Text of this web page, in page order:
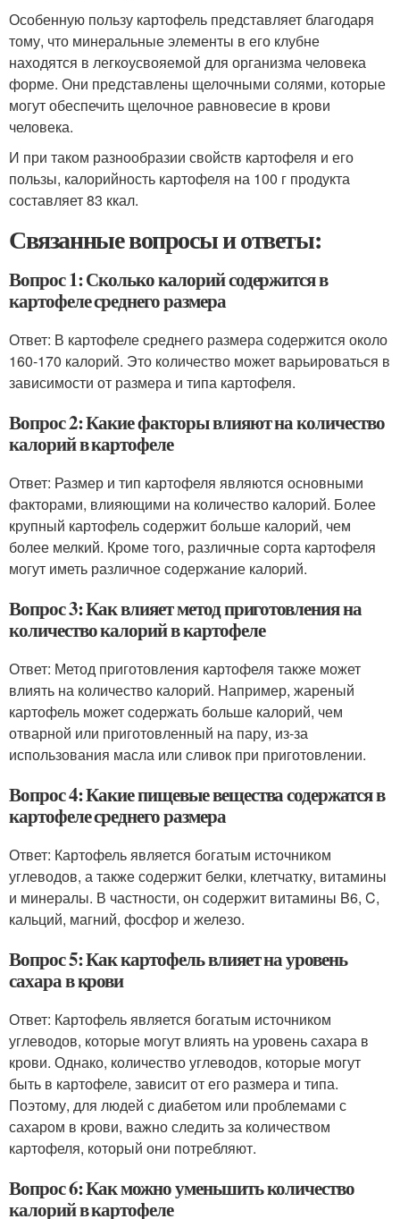
Особенную пользу картофель представляет благодаря
тому, что минеральные элементы в его клубне
находятся в легкоусвояемой для организма человека
форме. Они представлены щелочными солями, которые
могут обеспечить щелочное равновесие в крови
человека.
И при таком разнообразии свойств картофеля и его
пользы, калорийность картофеля на 100 г продукта
составляет 83 ккал.
Связанные вопросы и ответы:
Вопрос 1: Сколько калорий содержится в
картофеле среднего размера
Ответ: В картофеле среднего размера содержится около
160-170 калорий. Это количество может варьироваться в
зависимости от размера и типа картофеля.
Вопрос 2: Какие факторы влияют на количество
калорий в картофеле
Ответ: Размер и тип картофеля являются основными
факторами, влияющими на количество калорий. Более
крупный картофель содержит больше калорий, чем
более мелкий. Кроме того, различные сорта картофеля
могут иметь различное содержание калорий.
Вопрос 3: Как влияет метод приготовления на
количество калорий в картофеле
Ответ: Метод приготовления картофеля также может
влиять на количество калорий. Например, жареный
картофель может содержать больше калорий, чем
отварной или приготовленный на пару, из-за
использования масла или сливок при приготовлении.
Вопрос 4: Какие пищевые вещества содержатся в
картофеле среднего размера
Ответ: Картофель является богатым источником
углеводов, а также содержит белки, клетчатку, витамины
и минералы. В частности, он содержит витамины B6, C,
кальций, магний, фосфор и железо.
Вопрос 5: Как картофель влияет на уровень
сахара в крови
Ответ: Картофель является богатым источником
углеводов, которые могут влиять на уровень сахара в
крови. Однако, количество углеводов, которые могут
быть в картофеле, зависит от его размера и типа.
Поэтому, для людей с диабетом или проблемами с
сахаром в крови, важно следить за количеством
картофеля, который они потребляют.
Вопрос 6: Как можно уменьшить количество
калорий в картофеле